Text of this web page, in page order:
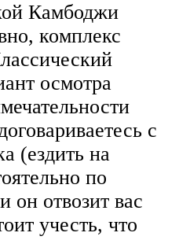
Камбоджи
комплекс
осмотра
с
(ездить на
по
он отвозит вас
учесть, что